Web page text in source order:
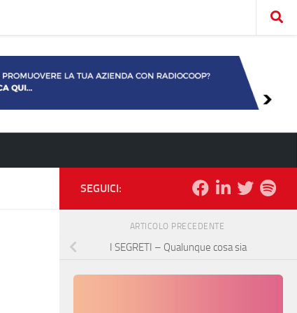
SEGUICI:
ARTICOLO PRECEDENTE
I SEGRETI – Qualunque cosa sia